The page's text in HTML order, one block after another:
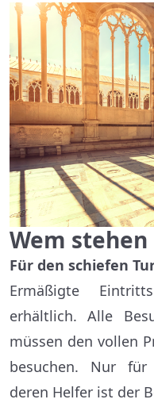
Wem
Für den schiefen
Ermäßigte
erhältlich. Alle
müssen den vollen
besuchen. Nur
deren Helfer ist der